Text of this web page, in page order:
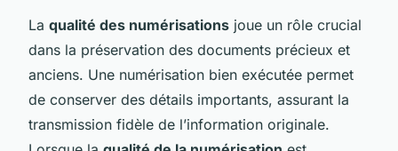
La qualité des numérisations joue un rôle crucial
dans la préservation des documents précieux et
anciens. Une numérisation bien exécutée permet
de conserver des détails importants, assurant la
transmission fidèle de l’information originale.